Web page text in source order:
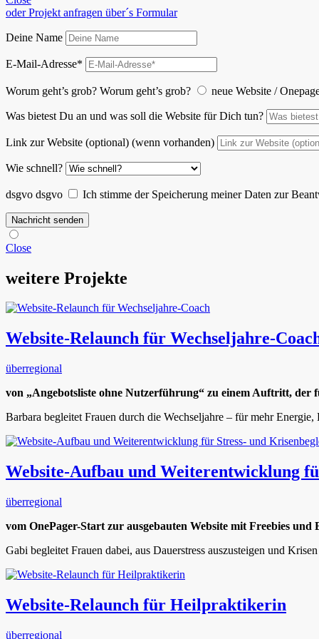
oder Projekt anfragen über´s Formular
Deine Name
E-Mail-Adresse*
Worum geht’s grob? Worum geht’s grob? neue Website /
Was bietest Du an und was soll die Website für Dich tun?
Link zur Website (optional) (wenn vorhanden)
Wie schnell?
dsgvo dsgvo Ich stimme der Speicherung meiner Daten zur
Nachricht senden
Close
weitere Projekte
Website-Relaunch für Wechseljahre-
überregional
von „Angebotsliste ohne Nutzerführung“ zu einem Auftritt,
Barbara begleitet Frauen durch die Wechseljahre – für mehr Energie,
Website-Aufbau und Weiterentwicklung
überregional
vom OnePager-Start zur ausgebauten Website mit Freebies
Gabi begleitet Frauen dabei, aus Dauerstress auszusteigen und
Website-Relaunch für Heilpraktikerin
überregional